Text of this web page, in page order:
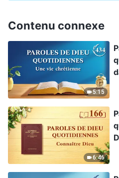
Contenu connexe
5:15
6:46